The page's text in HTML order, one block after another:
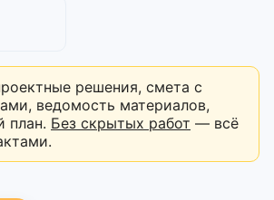
решения, смета с
ведомость материалов,
план. Без скрытых работ — всё